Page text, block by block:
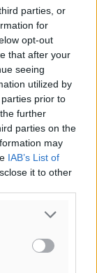
parties, or
for
opt-out
that after your
seeing
utilized by
prior to
further
parties on the
may
IAB’s List of
it to other
στη
– Τιμητική
Κω
και Κω